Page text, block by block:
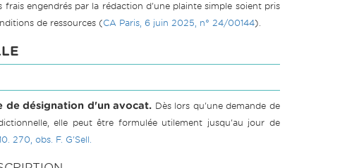
engendrés par la rédaction d'une plainte simple soient pris
de ressources (CA Paris, 6 juin 2025, n° 24/00144).
de désignation d'un avocat. Dès lors qu'une demande de
elle peut être formulée utilement jusqu'au jour de
270, obs. F. G'Sell.